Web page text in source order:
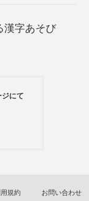
漢字あそび
にて
規約 お問い合わせ